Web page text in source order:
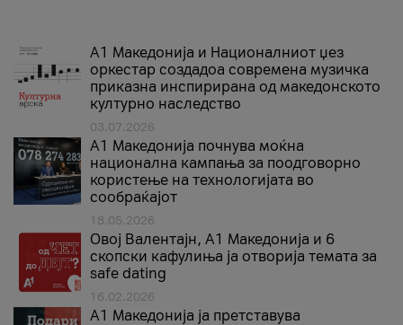
А1 Македонија и Националниот џез
оркестар создадоа современа музичка
приказна инспирирана од македонското
културно наследство
03.07.2026
A1 Македонија почнува моќна
национална кампања за поодговорно
користење на технологијата во
сообраќајот
18.05.2026
Овој Валентајн, A1 Македонија и 6
скопски кафулиња ја отворија темата за
safe dating
16.02.2026
А1 Македонија ја претставува